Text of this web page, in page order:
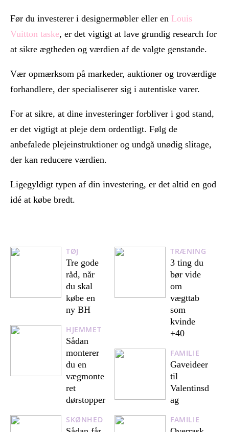
Før du investerer i designermøbler eller en Louis
Vuitton taske, er det vigtigt at lave grundig research for
at sikre ægtheden og værdien af de valgte genstande.
Vær opmærksom på markeder, auktioner og troværdige
forhandlere, der specialiserer sig i autentiske varer.
For at sikre, at dine investeringer forbliver i god stand,
er det vigtigt at pleje dem ordentligt. Følg de
anbefalede plejeinstruktioner og undgå unødig slitage,
der kan reducere værdien.
Ligegyldigt typen af din investering, er det altid en god
idé at købe bredt.
TØJ
Tre gode
råd, når
du skal
købe en
ny BH
HJEMMET
Sådan
monterer
du en
vægmonte
ret
dørstopper
SKØNHED
TRÆNING
3 ting du
bør vide
om
vægttab
som
kvinde
+40
FAMILIE
Gaveideer
til
Valentinsd
ag
FAMILIE